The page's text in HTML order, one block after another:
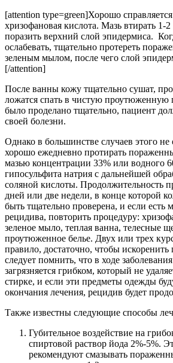
[attention type=green]Хорошо справляется
хризофановая кислота. Мазь втирать 1-
поразить верхний слой эпидермиса.
ослабевать, тщательно протереть
зеленым мылом, после чего слой
[/attention]
После ванны кожу тщательно сушат,
ложатся спать в чистую проутюженную
было проделано тщательно, пациент
своей болезни.
Однако в большинстве случаев этого не
хорошо ежедневно протирать
мазью концентрации 33% или водного
гипосульфита натрия с дальнейшей
соляной кислоты. Продолжительность
дней или две недели, в конце которой
быть тщательно проверена, и если есть
рецидива, повторить процедуру:
зеленое мыло, теплая ванна, телесные
проутюженное белье. Двух или трех
правило, достаточно, чтобы
следует помнить, что в ходе
загрязняется грибком, который не
стирке, и если эти предметы одежды
окончания лечения, рецидив будет
Также известны следующие способы
Губительное воздействие на
спиртовой раствор йода 2%-5%.
рекомендуют смазывать